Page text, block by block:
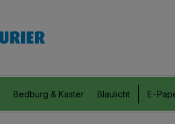
Bedburg & Kaster Blaulicht E-